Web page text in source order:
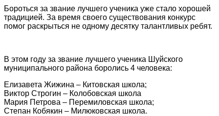
Бороться за звание лучшего ученика уже стало хорошей
традицией. За время своего существования конкурс
помог раскрыться не одному десятку талантливых ребят.
В этом году за звание лучшего ученика Шуйского
муниципального района боролись 4 человека:
Елизавета Жижина – Китовская школа;
Виктор Строгин – Колобовская школа
Мария Петрова – Перемиловская школа;
Степан Кобякин – Милюковская школа.